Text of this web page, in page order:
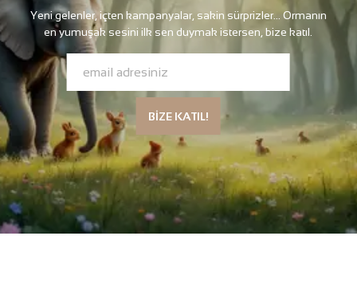
Yeni gelenler, içten kampanyalar, sakin sürprizler… Ormanın
en yumuşak sesini ilk sen duymak istersen, bize katıl.
BİZE KATIL!